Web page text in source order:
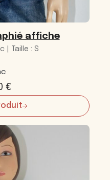
affiche
| Taille : S
€